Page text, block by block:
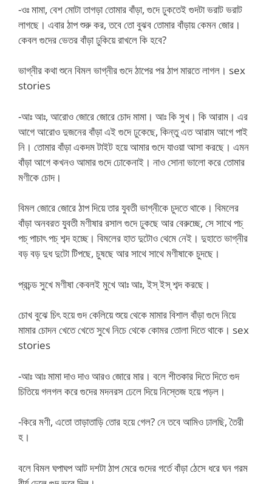
-ওঃ মামা, বেশ মোটা তাগড়া তোমার বাঁড়া, গুদে ঢুকতেই গুদটা ভরাট ভরাট
লাগছে। এবার ঠাপ শুরু কর, তবে তো বুঝব তোমার বাঁড়ায় কেমন জোর।
কেবল গুদের ভেতর বাঁড়া ঢুকিয়ে রাখলে কি হবে?
ভাগ্নীর কথা শুনে বিমল ভাগ্নীর গুদে ঠাপের পর ঠাপ মারতে লাগল। sex
stories
-আঃ আঃ, আরোও জোরে জোরে চোদ মামা। আঃ কি সুখ। কি আরাম। এর
আগে আরোও দুজনের বাঁড়া এই গুদে ঢুকেছে, কিন্তু এত আরাম আগে পাই
নি। তোমার বাঁড়া একদম টাইট হয়ে আমার গুদে যাওয়া আসা করছে। এমন
বাঁড়া আগে কখনও আমার গুদে ঢোকেনাই। নাও সোনা ভালো করে তোমার
মণীকে চোদ।
বিমল জোরে জোরে ঠাপ দিয়ে তার যুবতী ভাগ্নীকে চুদতে থাকে। বিমলের
বাঁড়া অনবরত যুবতী মণীষার রসাল গুদে ঢুকছে আর বেরুচ্ছে, সে সাথে পচ্
পচ্ পাচাৎ পচ্ শব্দ হচ্ছে। বিমলের হাত দুটোও থেমে নেই। দুহাতে ভাগ্নীর
বড় বড় দুধ দুটো টিপছে, চুষছে আর সাথে সাথে মণীষাকে চুদছে।
প্রচন্ড সুখে মণীষা কেবলই মুখে আঃ আঃ, ইস্ ইস্ শব্দ করছে।
চোখ বুঝে চিৎ হয়ে গুদ কেলিয়ে শুয়ে থেকে মামার বিশাল বাঁড়া গুদে নিয়ে
মামার চোদন খেতে খেতে সুখে নিচে থেকে কোমর তোলা দিতে থাকে। sex
stories
-আঃ আঃ মামা দাও দাও আরও জোরে মার। বলে শীতকার দিতে দিতে গুদ
চিতিয়ে গলগল করে গুদের মদনরস ঢেলে দিয়ে নিস্তেজ হয়ে পড়ল।
-কিরে মণী, এতো তাড়াতাড়ি তোর হয়ে গেল? নে তবে আমিও ঢালছি, তৈরী
হ।
বলে বিমল ঘপাঘপ আট দশটা ঠাপ মেরে গুদের গর্তে বাঁড়া ঠেসে ধরে ঘন গরম